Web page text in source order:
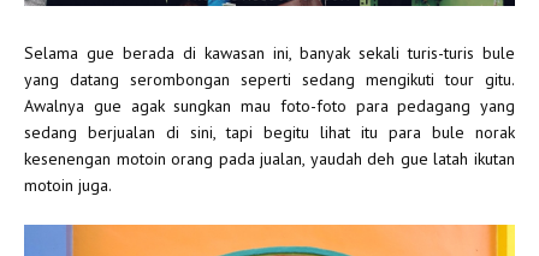
Selama gue berada di kawasan ini, banyak sekali turis-turis bule
yang datang serombongan seperti sedang mengikuti tour gitu.
Awalnya gue agak sungkan mau foto-foto para pedagang yang
sedang berjualan di sini, tapi begitu lihat itu para bule norak
kesenengan motoin orang pada jualan, yaudah deh gue latah ikutan
motoin juga.